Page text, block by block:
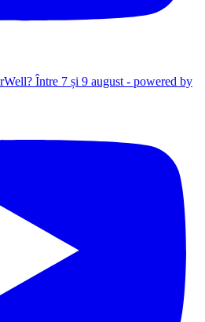
Între 7 și 9 august - powered by